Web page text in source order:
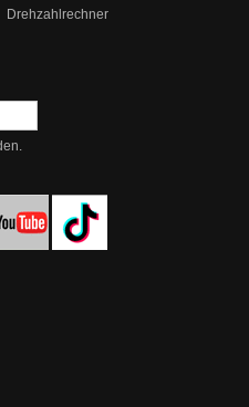
Drehzahlrechner